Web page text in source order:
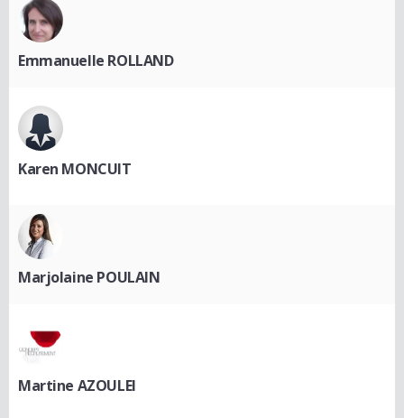
Emmanuelle ROLLAND
Karen MONCUIT
Marjolaine POULAIN
Martine AZOULEI